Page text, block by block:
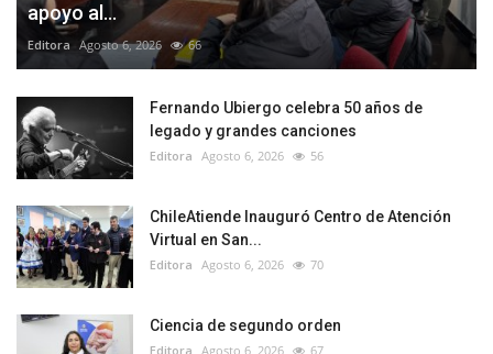
apoyo al...
Editora Agosto 6, 2026 66
Fernando Ubiergo celebra 50 años de
legado y grandes canciones
Editora Agosto 6, 2026 56
ChileAtiende Inauguró Centro de Atención
Virtual en San...
Editora Agosto 6, 2026 70
Ciencia de segundo orden
Editora Agosto 6, 2026 67